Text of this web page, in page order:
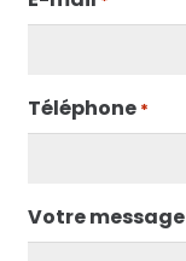
Téléphone *
Votre message